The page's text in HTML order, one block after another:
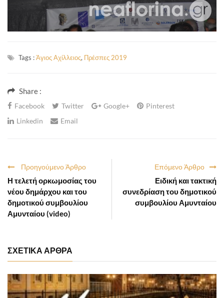
Tags :Άγιος Αχίλλειος, Πρέσπες 2019
Share :
Facebook Twitter Google+
Pinterest
Linkedin
Email
Επόμενο Άρθρο
Ειδική και τακτική
συνεδρίαση του δημοτικού
συμβουλίου Αμυνταίου
Προηγούμενο Άρθρο
Η τελετή ορκωμοσίας του
νέου δημάρχου και του
δημοτικού συμβουλίου
Αμυνταίου (video)
ΣΧΕΤΙΚΑ ΑΡΘΡΑ